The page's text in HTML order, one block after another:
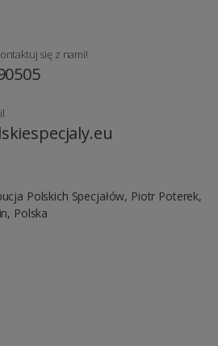
się z nami!
Polskich Specjałów, Piotr Poterek,
Polska